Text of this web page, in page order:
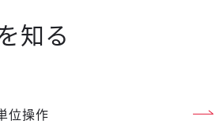
知る
位操作